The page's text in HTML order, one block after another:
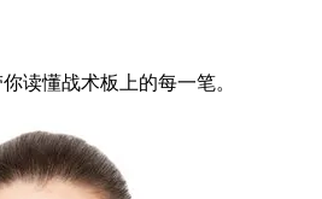
读懂战术板上的每一笔。